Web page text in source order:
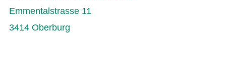
Emmentalstrasse 11
3414 Oberburg